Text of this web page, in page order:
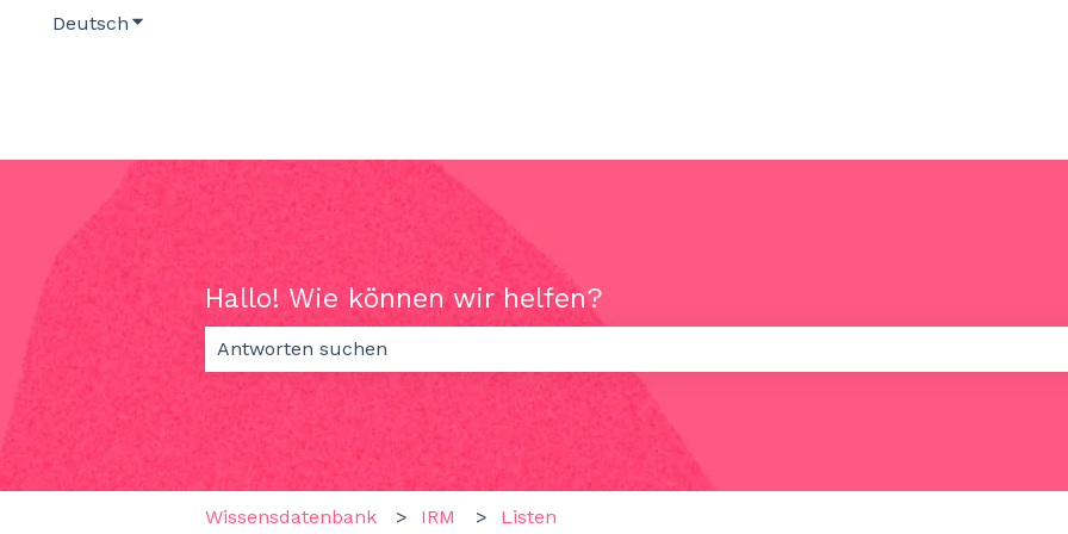
Deutsch Untermenü für Übersetzungen anzeigen
Hallo! Wie können wir helfen?
Es gibt keine Vorschläge, da das Suchfeld leer ist.
Wissensdatenbank IRM Listen